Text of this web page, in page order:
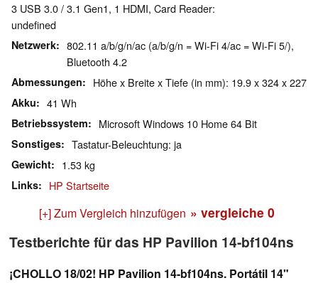
3 USB 3.0 / 3.1 Gen1, 1 HDMI, Card Reader:
undefined
Netzwerk
802.11 a/b/g/n/ac (a/b/g/n = Wi-Fi 4/ac = Wi-Fi 5/),
Bluetooth 4.2
Abmessungen Höhe x Breite x Tiefe (in mm): 19.9 x 324 x 227
Akku 41 Wh
Betriebssystem Microsoft Windows 10 Home 64 Bit
Sonstiges Tastatur-Beleuchtung: ja
Gewicht 1.53 kg
Links HP Startseite
[+] Zum Vergleich hinzufügen » vergleiche 0
Testberichte für das HP Pavilion 14-bf104ns
¡CHOLLO 18/02! HP Pavilion 14-bf104ns. Portátil 14"